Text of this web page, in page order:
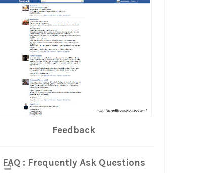
Feedback
FAQ : Frequently Ask Questions